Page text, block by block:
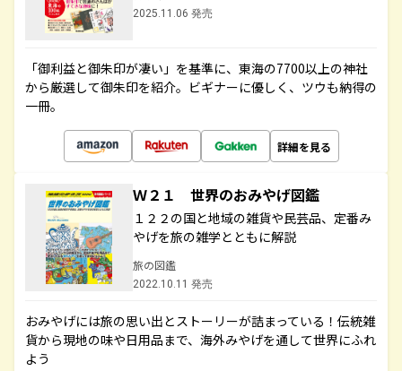
2025.11.06 発売
「御利益と御朱印が凄い」を基準に、東海の7700以上の神社
から厳選して御朱印を紹介。ビギナーに優しく、ツウも納得の
一冊。
詳細を見る
Ｗ２１ 世界のおみやげ図鑑
１２２の国と地域の雑貨や民芸品、定番み
やげを旅の雑学とともに解説
旅の図鑑
2022.10.11 発売
おみやげには旅の思い出とストーリーが詰まっている！伝統雑
貨から現地の味や日用品まで、海外みやげを通して世界にふれ
よう